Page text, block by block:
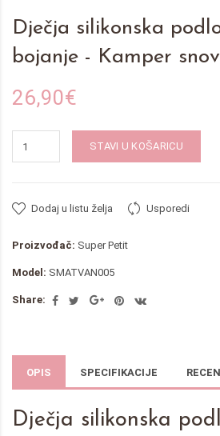
Dječja silikonska
bojanje - Kamper
26,90€
STAVI U KOŠARICU
Dodaj u listu želja Usporedi
Proizvođač: Super Petit
Model: SMATVAN005
Share:
OPIS SPECIFIKACIJE
Dječja silikonska